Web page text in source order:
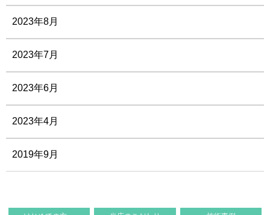
2023年8月
2023年7月
2023年6月
2023年4月
2019年9月